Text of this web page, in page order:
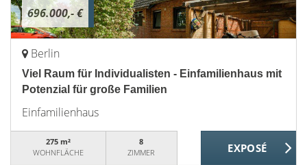
696.000,- €
Berlin
Viel Raum für Individualisten - Einfamilienhaus mit
Potenzial für große Familien
Einfamilienhaus
275 m²
WOHNFLÄCHE
8
ZIMMER